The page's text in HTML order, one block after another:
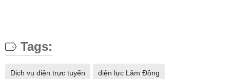
Tags:
Dịch vụ điện trực tuyến điện lực Lâm Đồng